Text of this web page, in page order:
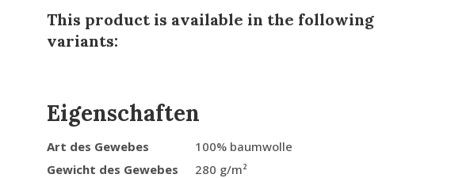
This product is available in the following
variants:
Eigenschaften
Art des Gewebes
100% baumwolle
Gewicht des Gewebes
280 g/m²